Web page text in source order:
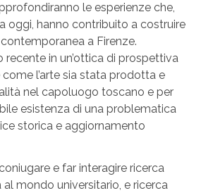
le esperienze che,
oggi, hanno contribuito a costruire
contemporanea a Firenze.
recente in un’ottica di prospettiva
l’arte sia stata prodotta e
nel capoluogo toscano e per
esistenza di una problematica
storica e aggiornamento
e far interagire ricerca
mondo universitario, e ricerca